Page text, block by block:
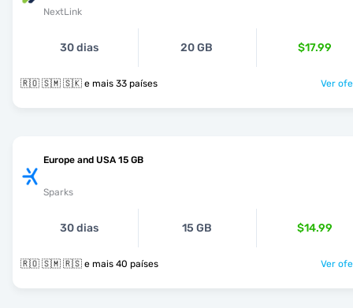
NextLink
30 dias 20 GB $17.99
🇷🇴 🇸🇲 🇸🇰 e mais 33 países Ver
Europe and USA 15 GB
Sparks
30 dias 15 GB $14.99
🇷🇴 🇸🇲 🇷🇸 e mais 40 países Ver